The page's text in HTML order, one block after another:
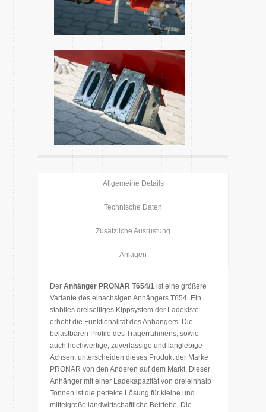
Allgemeine Details
Technische Daten
Zusätzliche Ausrüstung
Anlagen
Der Anhänger PRONAR T654/1 ist eine größere
Variante des einachsigen Anhängers T654. Ein
stabiles dreiseitiges Kippsystem der Ladekiste
erhöht die Funktionalität des Anhängers. Die
belastbaren Profile des Trägerrahmens, sowie
auch hochwertige, zuverlässige und langlebige
Achsen, unterscheiden dieses Produkt der Marke
PRONAR von den Anderen auf dem Markt. Dieser
Anhänger mit einer Ladekapazität von dreieinhalb
Tonnen ist die perfekte Lösung für kleine und
mittelgroße landwirtschaftliche Betriebe. Die